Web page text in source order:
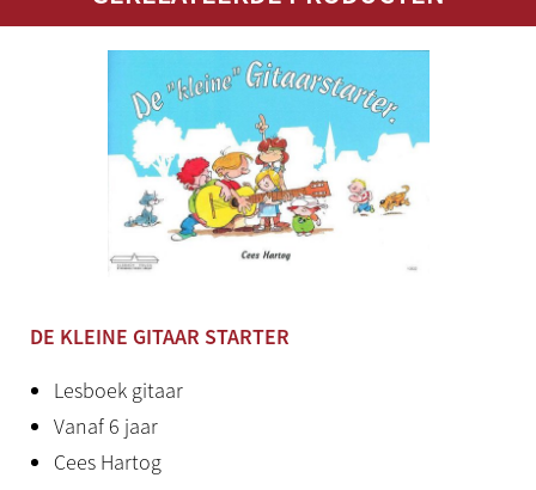
DE KLEINE GITAAR STARTER
Lesboek gitaar
Vanaf 6 jaar
Cees Hartog